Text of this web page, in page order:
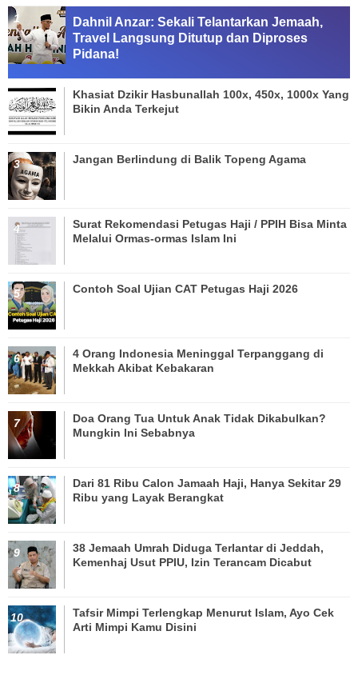
Dahnil Anzar: Sekali Telantarkan Jemaah,
Travel Langsung Ditutup dan Diproses
Pidana!
Khasiat Dzikir Hasbunallah 100x, 450x, 1000x Yang
Bikin Anda Terkejut
Jangan Berlindung di Balik Topeng Agama
Surat Rekomendasi Petugas Haji / PPIH Bisa Minta
Melalui Ormas-ormas Islam Ini
Contoh Soal Ujian CAT Petugas Haji 2026
4 Orang Indonesia Meninggal Terpanggang di
Mekkah Akibat Kebakaran
Doa Orang Tua Untuk Anak Tidak Dikabulkan?
Mungkin Ini Sebabnya
Dari 81 Ribu Calon Jamaah Haji, Hanya Sekitar 29
Ribu yang Layak Berangkat
38 Jemaah Umrah Diduga Terlantar di Jeddah,
Kemenhaj Usut PPIU, Izin Terancam Dicabut
Tafsir Mimpi Terlengkap Menurut Islam, Ayo Cek
Arti Mimpi Kamu Disini